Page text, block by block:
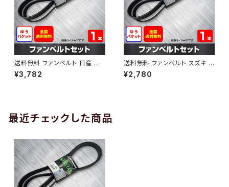
送料無料 ファンベルト 日産 キ
ューブ 型式Z12 H20.11～H24.
10 （国内トップメーカー） 1本 H
¥3,782
送料無料 ファンベルト スズキ ワ
ゴンR 型式MH34S H24.09～
H29.02 （国内トップメーカー）
¥2,780
最近チェックした商品